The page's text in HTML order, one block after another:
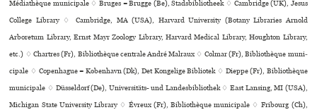
Médiathèque muni­ci­pale ♢ Bruges = Brugge (Be), Stadsbibliotheek ♢ Cambridge (UK), Jesus
College Library ♢ Cambridge, MA (USA), Harvard University (Botany Libraries Arnold
Arboretum Library, Ernst Mayr Zoology Library, Harvard Medical Library, Houghton Library,
etc.) ♢ Chartres (Fr), Bibliothèque cen­trale André Malraux ♢ Colmar (Fr), Bibliothèque muni­
ci­pale ♢ Copenhague = København (Dk), Det Kongelige Bibliotek ♢ Dieppe (Fr), Bibliothèque
muni­ci­pale ♢ Düsseldorf (De), Universitäts- und Landesbibliothek ♢ East Lansing, MI (USA),
Michigan State University Library ♢ Évreux (Fr), Bibliothèque muni­ci­pale ♢ Fribourg (Ch),